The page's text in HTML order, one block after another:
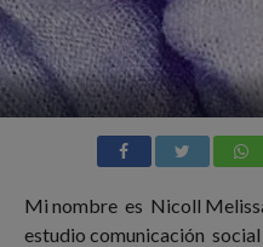
Mi nombre es Nicoll
estudio comunicación